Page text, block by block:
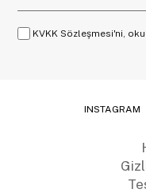
KVKK Sözleşmesi'ni,
INSTAGRAM